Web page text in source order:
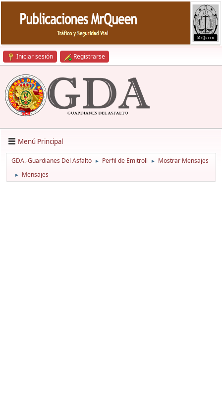
Iniciar sesión Registrarse
Menú Principal
GDA.-Guardianes Del Asfalto ► Perfil de Emitroll ► Mostrar Mensajes
► Mensajes